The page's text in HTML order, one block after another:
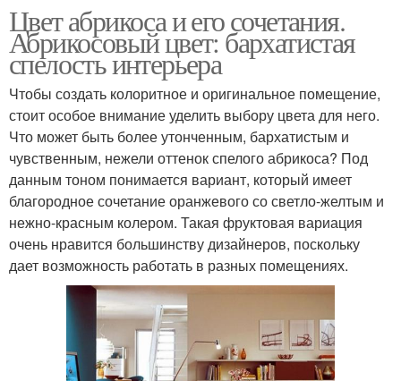
Цвет абрикоса и его сочетания.
Абрикосовый цвет: бархатистая
спелость интерьера
Чтобы создать колоритное и оригинальное помещение,
стоит особое внимание уделить выбору цвета для него.
Что может быть более утонченным, бархатистым и
чувственным, нежели оттенок спелого абрикоса? Под
данным тоном понимается вариант, который имеет
благородное сочетание оранжевого со светло-желтым и
нежно-красным колером. Такая фруктовая вариация
очень нравится большинству дизайнеров, поскольку
дает возможность работать в разных помещениях.